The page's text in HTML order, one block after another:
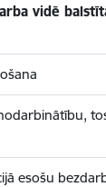
vidē
esošu